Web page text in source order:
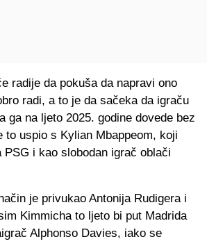
radije da pokuša da napravi ono
radi, a to je da sačeka da igraču
ga na ljeto 2025. godine dovede bez
to uspio s Kylian Mbappeom, koji
PSG i kao slobodan igrač oblači
je privukao Antonija Rudigera i
Kimmicha to ljeto bi put Madrida
Alphonso Davies, iako se